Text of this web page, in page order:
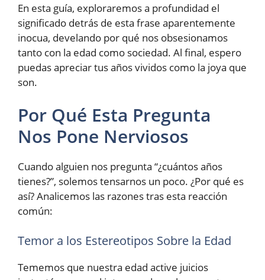
En esta guía, exploraremos a profundidad el
significado detrás de esta frase aparentemente
inocua, develando por qué nos obsesionamos
tanto con la edad como sociedad. Al final, espero
puedas apreciar tus años vividos como la joya que
son.
Por Qué Esta Pregunta
Nos Pone Nerviosos
Cuando alguien nos pregunta “¿cuántos años
tienes?”, solemos tensarnos un poco. ¿Por qué es
así? Analicemos las razones tras esta reacción
común:
Temor a los Estereotipos Sobre la Edad
Tememos que nuestra edad active juicios